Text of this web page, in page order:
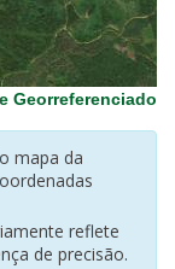
Georreferenciado
mapa da
reflete
de precisão.